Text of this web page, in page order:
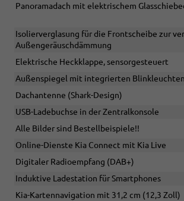
Panoramadach mit elektrischem
Isolierverglasung für die Frontscheibe zur
Außengeräuschdämmung
Elektrische Heckklappe, sensorgesteuert
Außenspiegel mit integrierten Blinkleuchten
Dachantenne (Shark-Design)
USB-Ladebuchse in der Zentralkonsole
Alle Bilder sind Bestellbeispiele!!
Online-Dienste Kia Connect mit Kia Live
Digitaler Radioempfang (DAB+)
Induktive Ladestation für Smartphones
Kia-Kartennavigation mit 31,2 cm (12,3 Zoll)